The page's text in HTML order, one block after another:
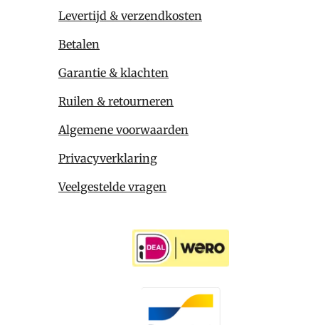
Levertijd & verzendkosten
Betalen
Garantie & klachten
Ruilen & retourneren
Algemene voorwaarden
Privacyverklaring
Veelgestelde vragen